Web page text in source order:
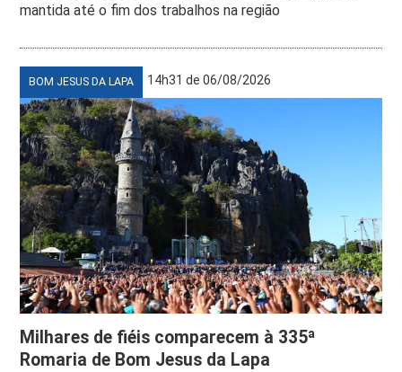
mantida até o fim dos trabalhos na região
BOM JESUS DA LAPA 14h31 de 06/08/2026
Milhares de fiéis comparecem à 335ª
Romaria de Bom Jesus da Lapa